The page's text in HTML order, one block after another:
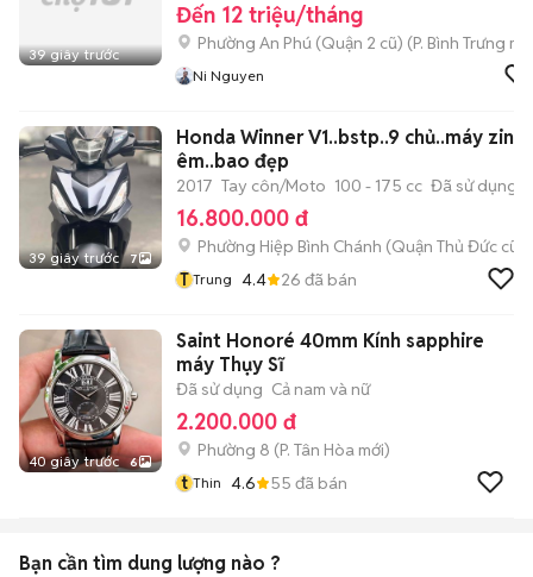
39 giây trước
Đến 12 triệu/tháng
Phường An Phú (Quận 2 cũ) (P. Bình Trưng
Ni Nguyen
39 giây trước 7
Honda Winner V1..bstp..9 chủ..máy zin
êm..bao đẹp
2017 Tay côn/Moto 100 - 175 cc Đã sử dụng
16.800.000 đ
Phường Hiệp Bình Chánh (Quận Thủ Đức cũ)
T Trung 4.4 26 đã bán
40 giây trước 6
Saint Honoré 40mm Kính sapphire
máy Thụy Sĩ
Đã sử dụng Cả nam và nữ
2.200.000 đ
Phường 8 (P. Tân Hòa mới)
t Thin 4.6 55 đã bán
Bạn cần tìm dung lượng nào ?